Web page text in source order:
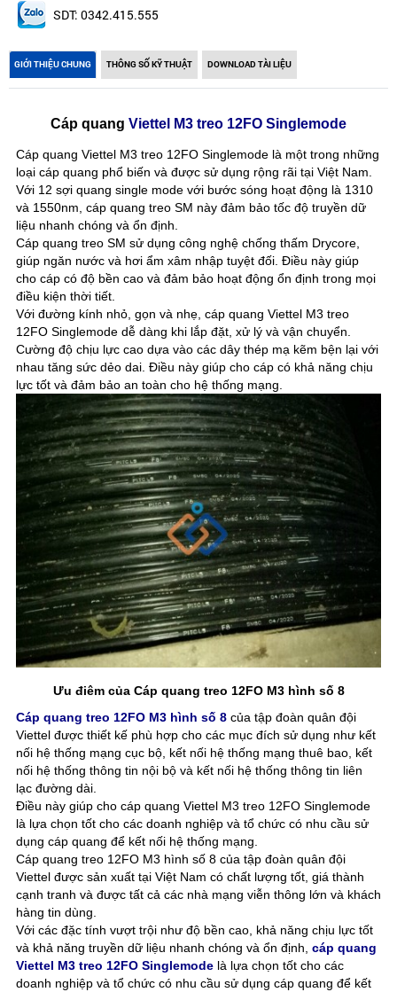
SDT: 0342.415.555
GIỚI THIỆU CHUNG THÔNG SỐ KỸ THUẬT DOWNLOAD TÀI LIỆU
Cáp quang Viettel M3 treo 12FO Singlemode
Cáp quang Viettel M3 treo 12FO Singlemode là một trong những
loại cáp quang phổ biến và được sử dụng rộng rãi tại Việt Nam.
Với 12 sợi quang single mode với bước sóng hoạt động là 1310
và 1550nm, cáp quang treo SM này đảm bảo tốc độ truyền dữ
liệu nhanh chóng và ổn định.
Cáp quang treo SM sử dụng công nghệ chống thấm Drycore,
giúp ngăn nước và hơi ẩm xâm nhập tuyệt đối. Điều này giúp
cho cáp có độ bền cao và đảm bảo hoạt động ổn định trong mọi
điều kiện thời tiết.
Với đường kính nhỏ, gọn và nhẹ, cáp quang Viettel M3 treo
12FO Singlemode dễ dàng khi lắp đặt, xử lý và vận chuyển.
Cường độ chịu lực cao dựa vào các dây thép mạ kẽm bện lại với
nhau tăng sức dẻo dai. Điều này giúp cho cáp có khả năng chịu
lực tốt và đảm bảo an toàn cho hệ thống mạng.
Ưu điêm của Cáp quang treo 12FO M3 hình số 8
Cáp quang treo 12FO M3 hình số 8 của tập đoàn quân đội
Viettel được thiết kế phù hợp cho các mục đích sử dụng như kết
nối hệ thống mạng cục bộ, kết nối hệ thống mạng thuê bao, kết
nối hệ thống thông tin nội bộ và kết nối hệ thống thông tin liên
lạc đường dài.
Điều này giúp cho cáp quang Viettel M3 treo 12FO Singlemode
là lựa chọn tốt cho các doanh nghiệp và tổ chức có nhu cầu sử
dụng cáp quang để kết nối hệ thống mạng.
Cáp quang treo 12FO M3 hình số 8 của tập đoàn quân đội
Viettel được sản xuất tại Việt Nam có chất lượng tốt, giá thành
cạnh tranh và được tất cả các nhà mạng viễn thông lớn và khách
hàng tin dùng.
Với các đặc tính vượt trội như độ bền cao, khả năng chịu lực tốt
và khả năng truyền dữ liệu nhanh chóng và ổn định, cáp quang
Viettel M3 treo 12FO Singlemode là lựa chọn tốt cho các
doanh nghiệp và tổ chức có nhu cầu sử dụng cáp quang để kết